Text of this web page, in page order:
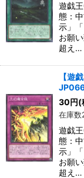
遊戯
態：
示」
お願
超え…
【遊
30円(
在庫数
遊戯
態：
示」
お願
超え…